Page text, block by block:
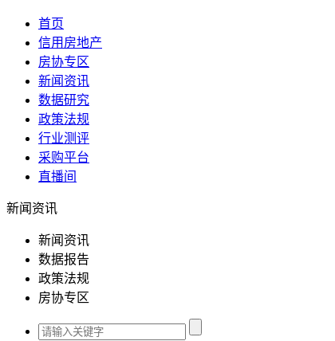
首页
信用房地产
房协专区
新闻资讯
数据研究
政策法规
行业测评
采购平台
直播间
新闻资讯
新闻资讯
数据报告
政策法规
房协专区